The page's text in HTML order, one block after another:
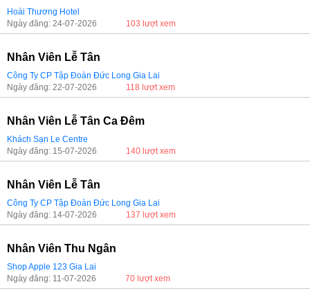
Hoài Thương Hotel
Ngày đăng: 24-07-2026
103 lượt xem
Nhân Viên Lễ Tân
Công Ty CP Tập Đoàn Đức Long Gia Lai
Ngày đăng: 22-07-2026
118 lượt xem
Nhân Viên Lễ Tân Ca Đêm
Khách Sạn Le Centre
Ngày đăng: 15-07-2026
140 lượt xem
Nhân Viên Lễ Tân
Công Ty CP Tập Đoàn Đức Long Gia Lai
Ngày đăng: 14-07-2026
137 lượt xem
Nhân Viên Thu Ngân
Shop Apple 123 Gia Lai
Ngày đăng: 11-07-2026
70 lượt xem